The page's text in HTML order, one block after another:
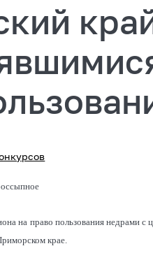
на право пользования недрами с
крае.